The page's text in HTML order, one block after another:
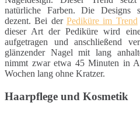
natürliche Farben. Die Designs
dezent. Bei der Pediküre im Trend
dieser Art der Pediküre wird
aufgetragen und anschließend
glänzender Nagel mit lang
nimmt zwar etwa 45 Minuten in
Wochen lang ohne Kratzer.
Haarpflege und Kosmetik